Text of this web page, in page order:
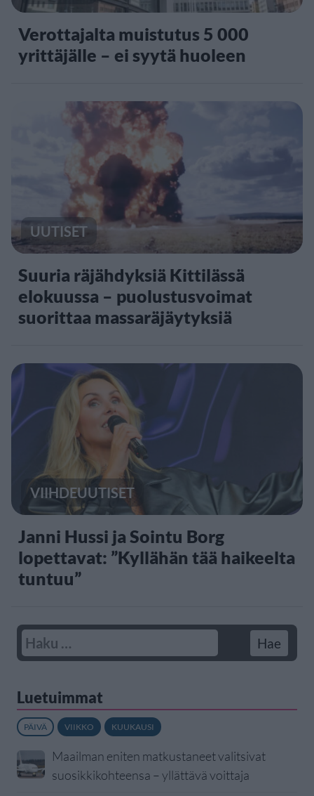
Verottajalta muistutus 5 000
yrittäjälle – ei syytä huoleen
UUTISET
Suuria räjähdyksiä Kittilässä
elokuussa – puolustusvoimat
suorittaa massaräjäytyksiä
VIIHDEUUTISET
Janni Hussi ja Sointu Borg
lopettavat: ”Kyllähän tää haikeelta
tuntuu”
Luetuimmat
PÄIVÄ VIIKKO KUUKAUSI
Maailman eniten matkustaneet valitsivat
suosikkikohteensa – yllättävä voittaja